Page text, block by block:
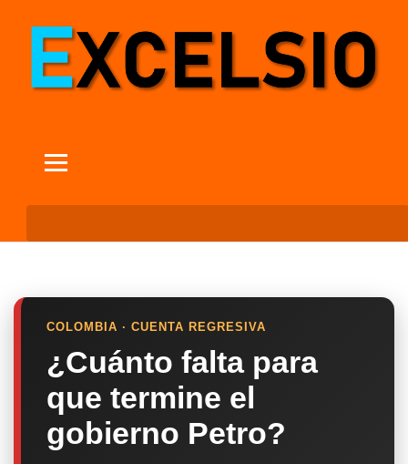
COLOMBIA · CUENTA REGRESIVA
¿Cuánto falta para
que termine el
gobierno Petro?